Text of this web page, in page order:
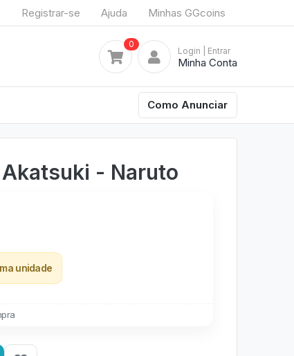
Registrar-se Ajuda Minhas GGcoins
0
Login | Entrar
Minha Conta
Como Anunciar
- Naruto
unidade